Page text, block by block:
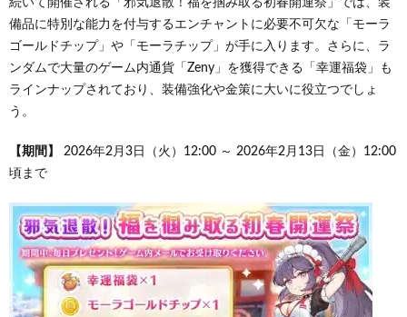
続いて開催される「邪気退散！福を掴み取る初春開運祭」では、装
備品に特別な能力を付与するエンチャントに必要不可欠な「モーラ
ゴールドチップ」や「モーラチップ」が手に入ります。さらに、ラ
ンダムで大量のゲーム内通貨「Zeny」を獲得できる「幸運福袋」も
ラインナップされており、装備強化や金策に大いに役立つでしょ
う。
【期間】
2026年2月3日（火）12:00 ～ 2026年2月13日（金）12:00
頃まで